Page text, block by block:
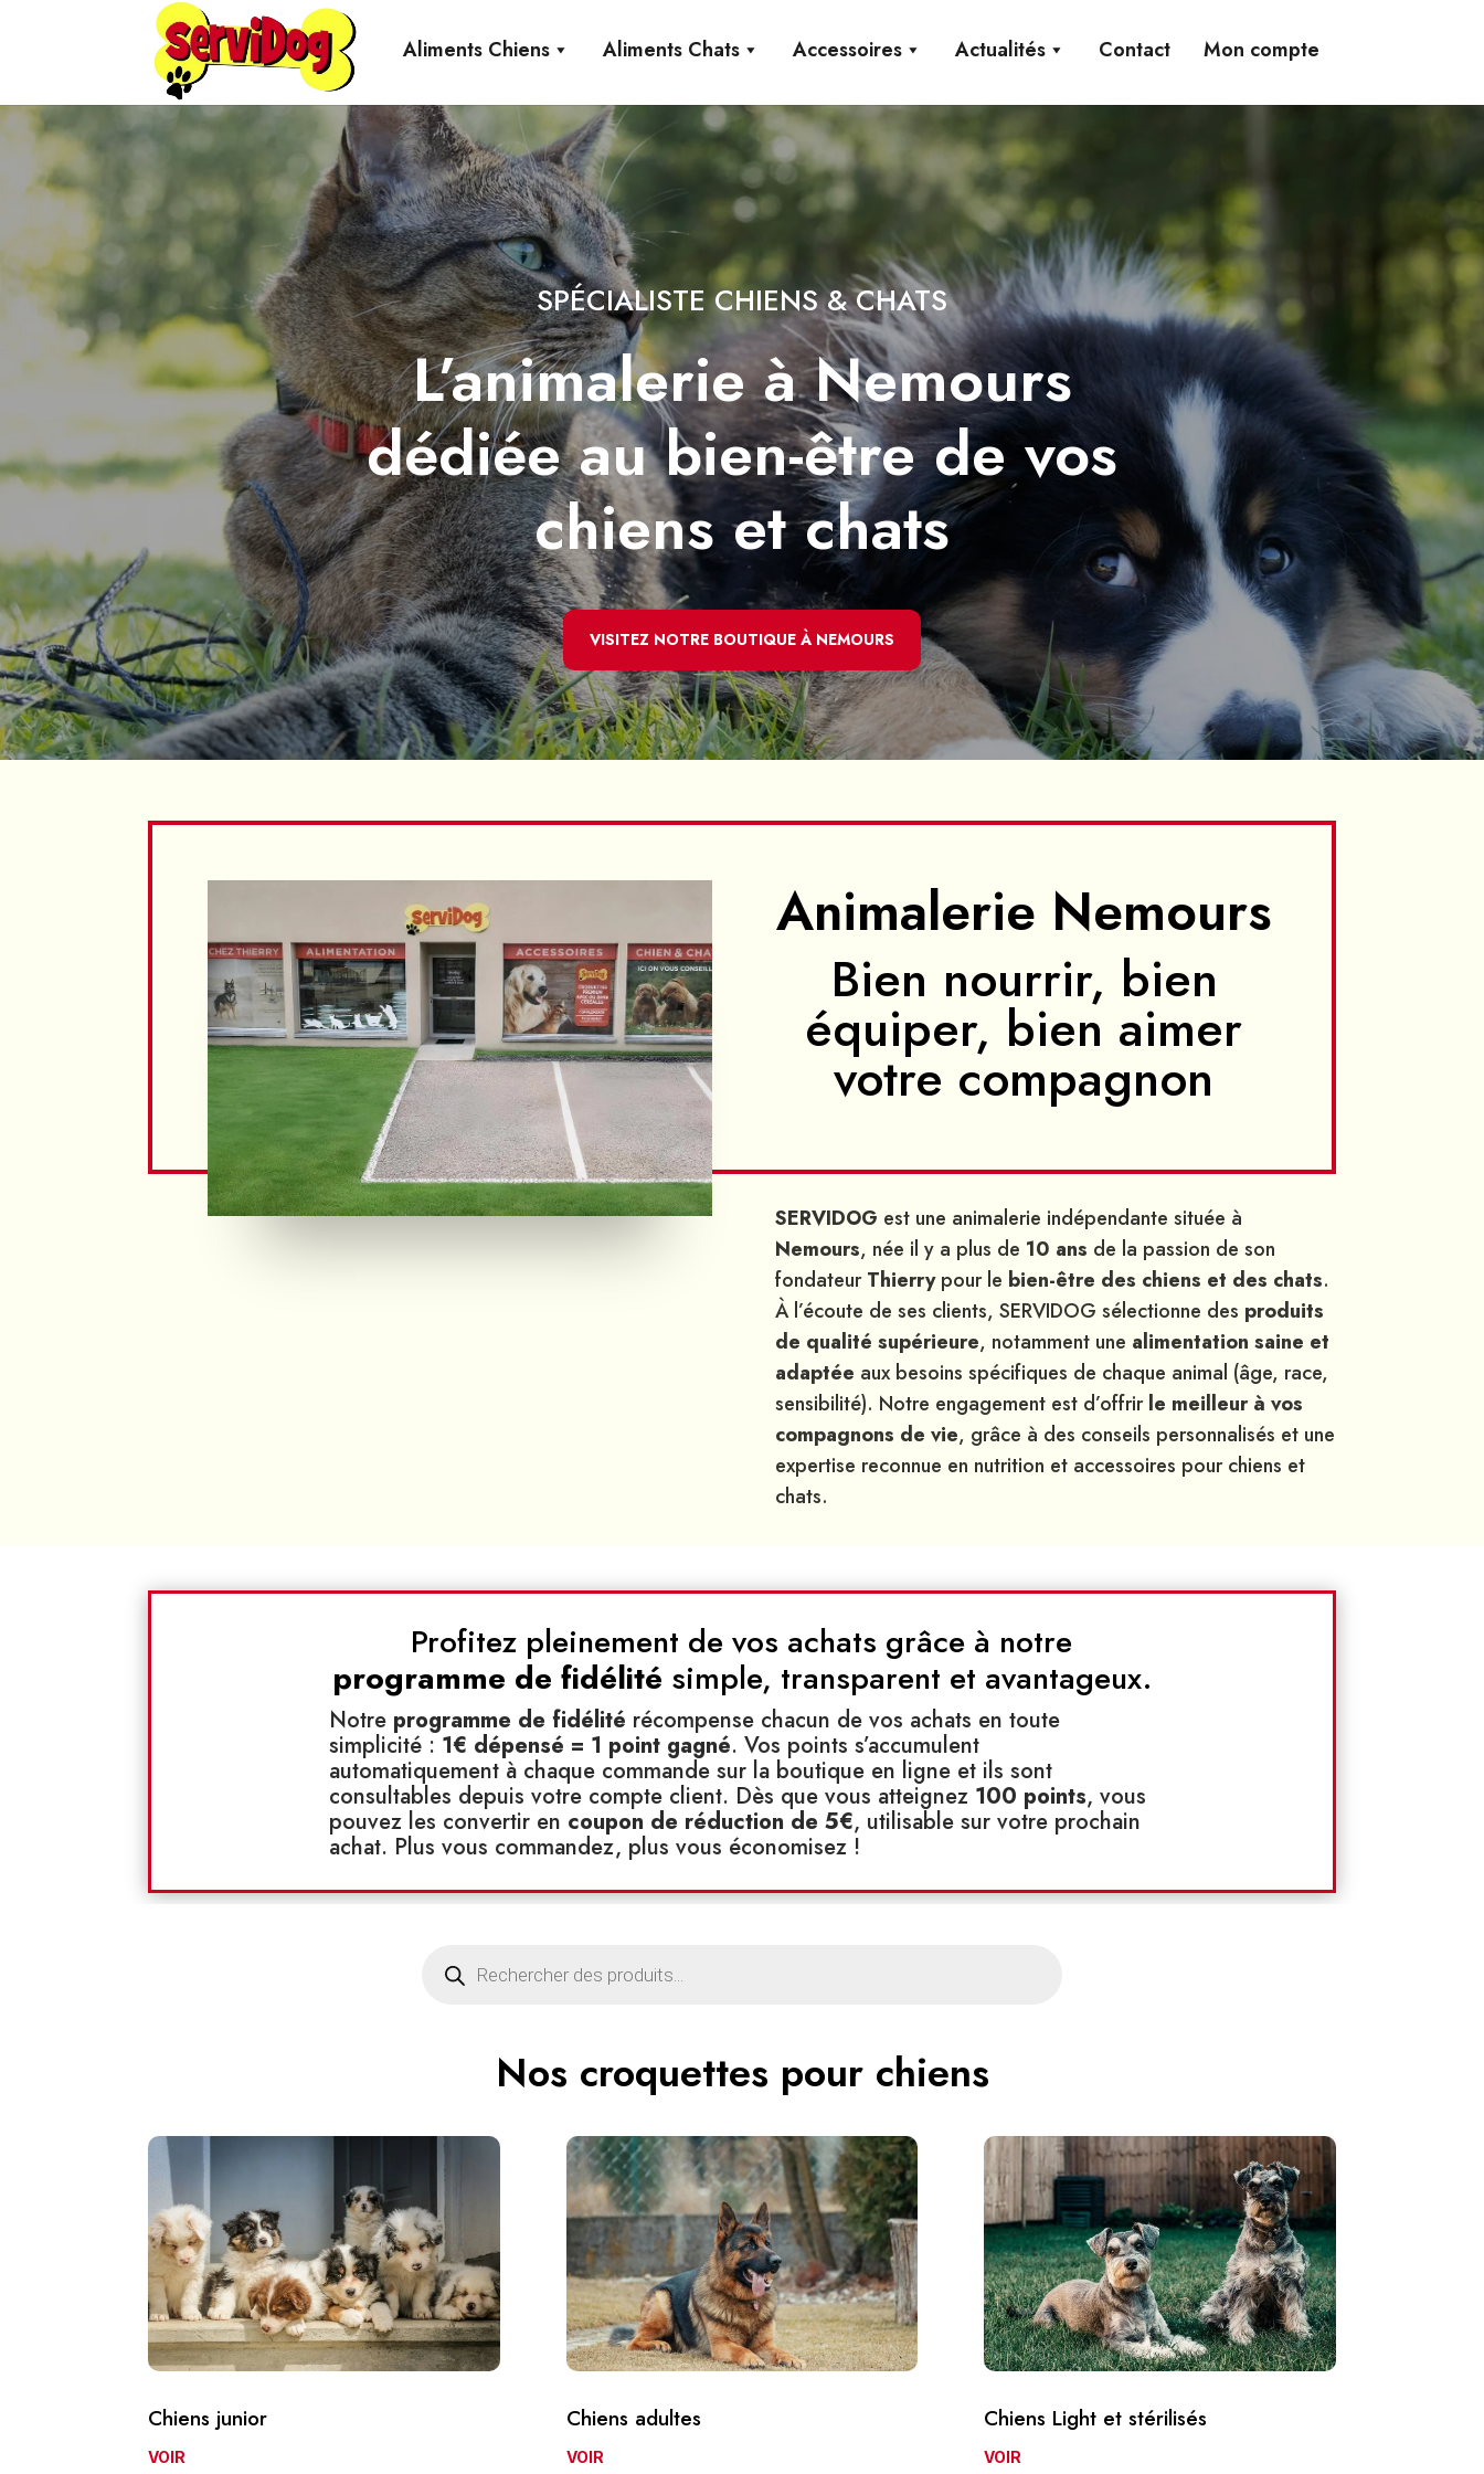
Aliments Chiens Aliments Chats Accessoires Actualités Contact Mon compte
SPÉCIALISTE CHIENS & CHATS
L’animalerie à Nemours
dédiée au bien-être de vos
chiens et chats
VISITEZ NOTRE BOUTIQUE À NEMOURS
Animalerie Nemours
Bien nourrir, bien
équiper, bien aimer
votre compagnon
SERVIDOG est une animalerie indépendante située à
Nemours, née il y a plus de 10 ans de la passion de son
fondateurThierrypour le bien-être des chiens et des chats.
À l’écoute de ses clients, SERVIDOG sélectionne des produits
de qualité supérieure, notamment une alimentation saine et
adaptée aux besoins spécifiques de chaque animal (âge, race,
sensibilité). Notre engagement est d’offrirle meilleur à vos
compagnons de vie, grâce à des conseils personnalisés et une
expertise reconnue en nutrition et accessoires pour chiens et
chats.
Profitez pleinement de vos achats grâce à notre
programme de fidélité simple, transparent et avantageux.
Notre programme de fidélité récompense chacun de vos achats en toute
simplicité : 1€ dépensé = 1 point gagné. Vos points s’accumulent
automatiquement à chaque commande sur la boutique en ligne et ils sont
consultables depuis votre compte client. Dès que vous atteignez 100 points, vous
pouvez les convertir en coupon de réduction de 5€, utilisable sur votre prochain
achat. Plus vous commandez, plus vous économisez !
produits
Nos croquettes pour chiens
Chiens junior
VOIR
Chiens adultes
VOIR
Chiens Light et stérilisés
VOIR